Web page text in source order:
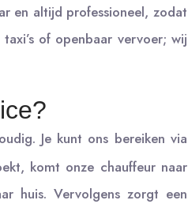
en altijd professioneel, zodat
of openbaar vervoer; wij
Je kunt ons bereiken via
komt onze chauffeur naar
huis. Vervolgens zorgt een